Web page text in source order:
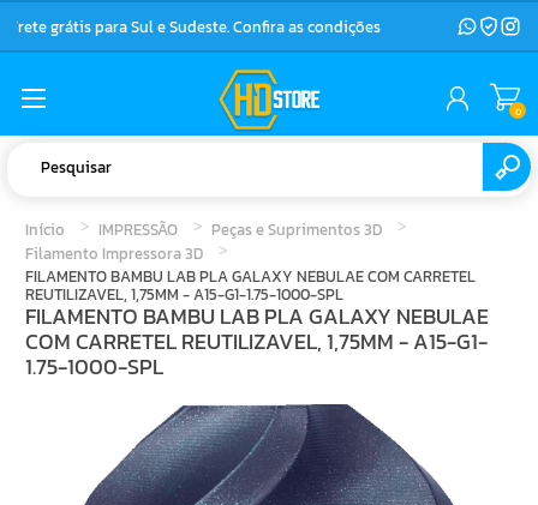
Frete grátis para Sul e Sudeste. Confira as condições
0
Início IMPRESSÃO
Peças e Suprimentos 3D
Filamento Impressora 3D
FILAMENTO BAMBU LAB PLA GALAXY NEBULAE COM CARRETEL
REUTILIZAVEL, 1,75MM - A15-G1-1.75-1000-SPL
FILAMENTO BAMBU LAB PLA GALAXY NEBULAE
COM CARRETEL REUTILIZAVEL, 1,75MM - A15-G1-
1.75-1000-SPL